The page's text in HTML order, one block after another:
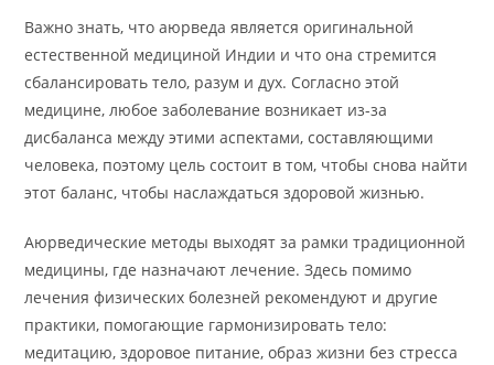
Важно знать, что аюрведа является оригинальной
естественной медициной Индии и что она стремится
сбалансировать тело, разум и дух. Согласно этой
медицине, любое заболевание возникает из-за
дисбаланса между этими аспектами, составляющими
человека, поэтому цель состоит в том, чтобы снова найти
этот баланс, чтобы наслаждаться здоровой жизнью.
Аюрведические методы выходят за рамки традиционной
медицины, где назначают лечение. Здесь помимо
лечения физических болезней рекомендуют и другие
практики, помогающие гармонизировать тело:
медитацию, здоровое питание, образ жизни без стресса